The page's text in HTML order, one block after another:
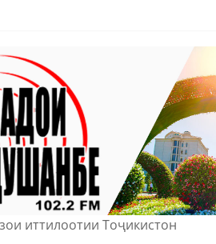
иттилоотии Тоҷикистон